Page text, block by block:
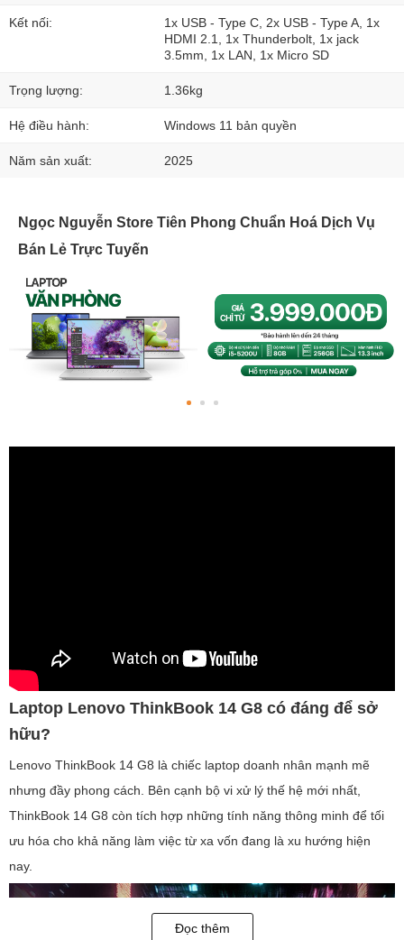
Kết nối:
1x USB - Type C, 2x USB - Type A, 1x
HDMI 2.1, 1x Thunderbolt, 1x jack
3.5mm, 1x LAN, 1x Micro SD
Trọng lượng: 1.36kg
Hệ điều hành: Windows 11 bản quyền
Năm sản xuất: 2025
Ngọc Nguyễn Store Tiên Phong Chuẩn Hoá Dịch Vụ
Bán Lẻ Trực Tuyến
Laptop Lenovo ThinkBook 14 G8 có đáng để sở
hữu?
Lenovo ThinkBook 14 G8 là chiếc laptop doanh nhân mạnh mẽ
nhưng đầy phong cách. Bên cạnh bộ vi xử lý thế hệ mới nhất,
ThinkBook 14 G8 còn tích hợp những tính năng thông minh để tối
ưu hóa cho khả năng làm việc từ xa vốn đang là xu hướng hiện
nay.
Đọc thêm